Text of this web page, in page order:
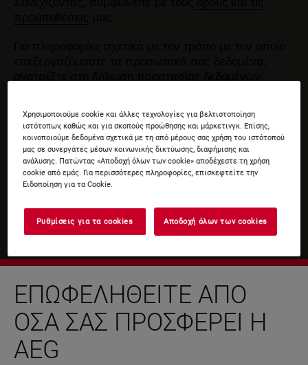
ΕΠΩΦΕΛΗΘΕΊΤΕ ΑΠΌ
ΌΣΑ ΣΑΣ ΠΡΟΣΦΈΡΕΙ Η
AEG
Χρησιμοποιούμε cookie και άλλες τεχνολογίες για βελτιστοποίηση
ιστότοπων, καθώς και για σκοπούς προώθησης και μάρκετινγκ. Επίσης,
κοινοποιούμε δεδομένα σχετικά με τη από μέρους σας χρήση του ιστότοπού
μας σε συνεργάτες μέσων κοινωνικής δικτύωσης, διαφήμισης και
ανάλυσης. Πατώντας «Αποδοχή όλων των cookie» αποδέχεστε τη χρήση
cookie από εμάς. Για περισσότερες πληροφορίες, επισκεφτείτε την
Ειδοποίηση για τα Cookie.
Ρυθμίσεις για τα cookies Αποδοχή όλων των cookies